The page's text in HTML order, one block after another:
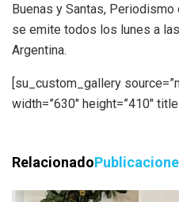
Buenas y Santas,
se emite todos los lunes a
Argentina.
[su_custom_gallery
width=”630″ height=”410″
Relacionado